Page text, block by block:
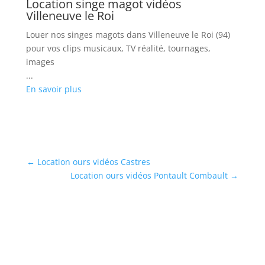
Location singe magot vidéos
Villeneuve le Roi
Louer nos singes magots dans Villeneuve le Roi (94)
pour vos clips musicaux, TV réalité, tournages,
images
...
En savoir plus
← Location ours vidéos Castres
Location ours vidéos Pontault Combault →